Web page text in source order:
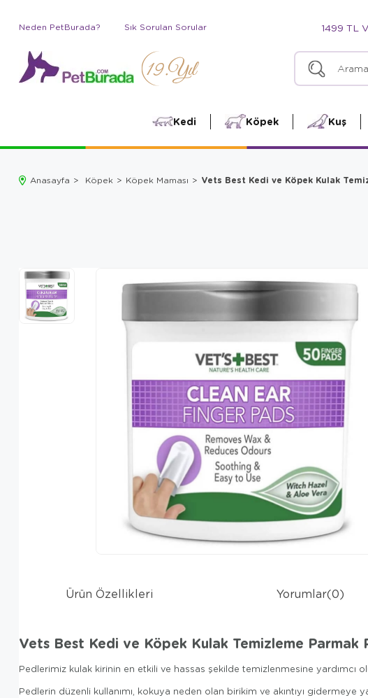
Neden PetBurada? Sık Sorulan Sorular 1499 TL
Kedi Köpek Kuş
Anasayfa Köpek Köpek Maması Vets Best Kedi ve Köpek Kulak
Ürün Özellikleri Yorumlar(0)
Vets Best Kedi ve Köpek Kulak Temizleme Parmak
Pedlerimiz kulak kirinin en etkili ve hassas şekilde temizlenmesine yardımcı
Pedlerin düzenli kullanımı, kokuya neden olan birikim ve akıntıyı gidermeye